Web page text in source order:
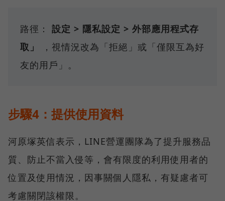
路徑： 設定 > 隱私設定 > 外部應用程式存
取」
，視情況改為「拒絕」或「僅限互為好
友的用戶」。
步驟4：提供使用資料
河原塚英信表示，LINE營運團隊為了提升服務品
質、防止不當入侵等，會有限度的利用使用者的
位置及使用情況，因事關個人隱私，有疑慮者可
考慮關閉該權限。